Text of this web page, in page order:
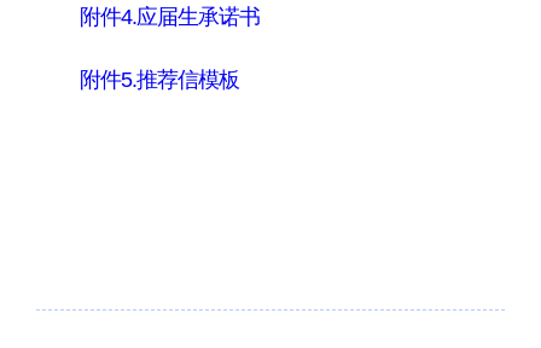
附件4.应届生承诺书
附件5.推荐信模板